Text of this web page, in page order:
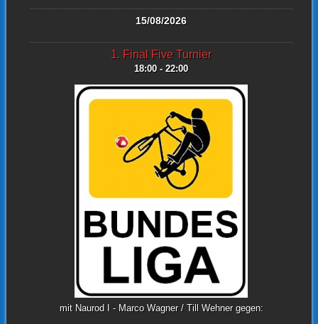
15/08/2026
1. Final Five Turnier
18:00 - 22:00
mit Naurod I - Marco Wagner / Till Wehner gegen: